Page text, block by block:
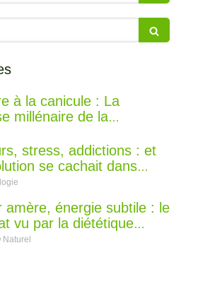
à la canicule : La
millénaire de la
stress, addictions : et
se cachait dans
?
amère, énergie subtile : le
vu par la diététique
Naturel